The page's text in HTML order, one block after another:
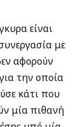
είναι
με
αφορούν
την οποία
κάτι που
μία πιθανή